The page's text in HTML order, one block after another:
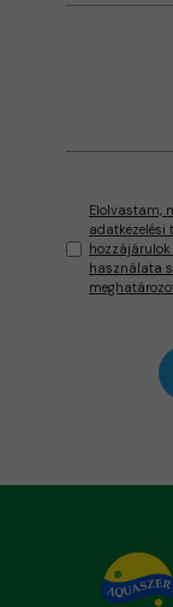
Elolvastam,
adatkezelési
hozzájárulok
használata